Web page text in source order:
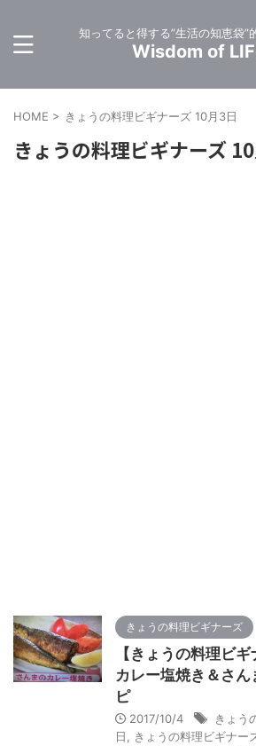
知ってると得する”生活の知恵袋”
Wisdom of
HOME > きょうの料理ビギナーズ 10月3日
きょうの料理ビギナーズ
きょうの料理ビギナーズ
【きょうの料理ビ
カレー塩焼き＆さ
ピ
2017/10/4
きょう
日
きょうの料理ビギナー